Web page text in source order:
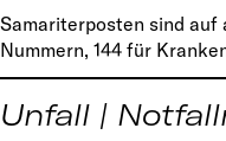
Samariterposten sind auf
Nummern, 144 für
Unfall |